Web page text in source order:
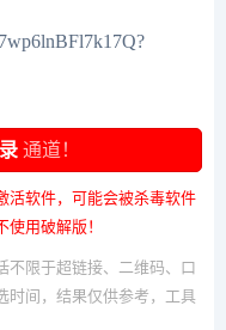
通道！
活软件，可能会被杀毒软件
用破解版！
不限于超链接、二维码、口
时间，结果仅供参考，工具